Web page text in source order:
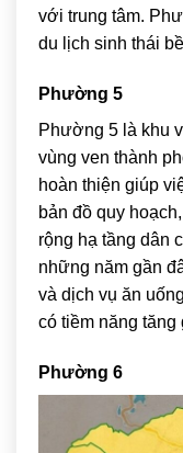
với trung tâm.
du lịch sinh thái
Phường 5
Phường 5 là khu
vùng ven thành
hoàn thiện giúp
bản đồ quy
rộng hạ tầng dân
những năm gần
và dịch vụ ăn
có tiềm năng tăng
Phường 6